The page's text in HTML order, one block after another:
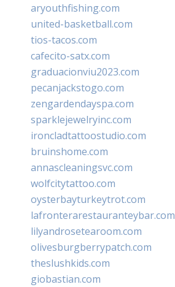
aryouthfishing.com
united-basketball.com
tios-tacos.com
cafecito-satx.com
graduacionviu2023.com
pecanjackstogo.com
zengardendayspa.com
sparklejewelryinc.com
ironcladtattoostudio.com
bruinshome.com
annascleaningsvc.com
wolfcitytattoo.com
oysterbayturkeytrot.com
lafronterarestauranteybar.com
lilyandrosetearoom.com
olivesburgberrypatch.com
theslushkids.com
giobastian.com